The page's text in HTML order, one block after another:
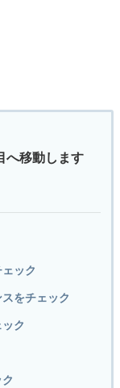
へ移動します
ック
をチェック
ク